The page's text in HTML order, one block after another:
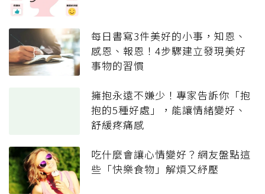
每日書寫3件美好的小事，知恩、
感恩、報恩！4步驟建立發現美好
事物的習慣
擁抱永遠不嫌少！專家告訴你「抱
抱的5種好處」，能讓情緒變好、
舒緩疼痛感
吃什麼會讓心情變好？網友盤點這
些「快樂食物」解煩又紓壓